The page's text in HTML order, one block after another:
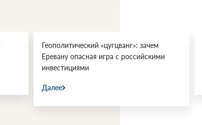
Геополитический «цугцванг»: зачем
Еревану опасная игра с российскими
инвестициями
Далее